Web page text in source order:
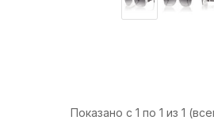
Показано с 1 по 1 из 1